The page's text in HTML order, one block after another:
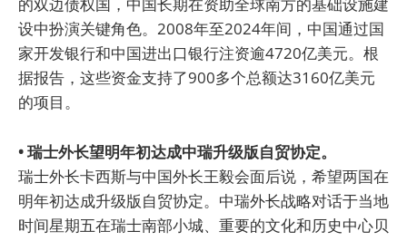
的双边债权国，中国长期在资助全球南方的基础设施建
设中扮演关键角色。2008年至2024年间，中国通过国
家开发银行和中国进出口银行注资逾4720亿美元。根
据报告，这些资金支持了900多个总额达3160亿美元
的项目。
• 瑞士外长望明年初达成中瑞升级版自贸协定。
瑞士外长卡西斯与中国外长王毅会面后说，希望两国在
明年初达成升级版自贸协定。中瑞外长战略对话于当地
时间星期五在瑞士南部小城、重要的文化和历史中心贝